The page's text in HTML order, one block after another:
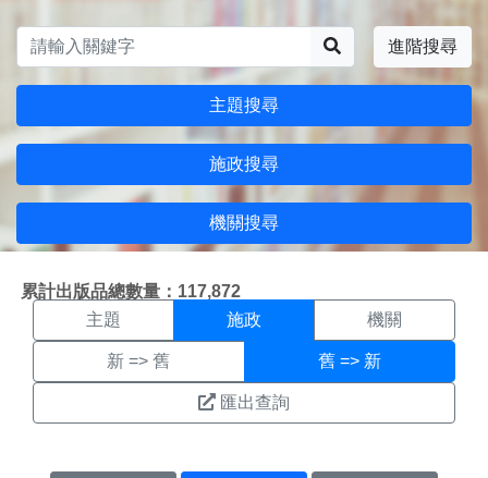
進階搜尋
主題搜尋
施政搜尋
機關搜尋
累計出版品總數量：117,872
施政搜尋結果頁面
主題 施政 機關
新 => 舊 舊 => 新
匯出查詢